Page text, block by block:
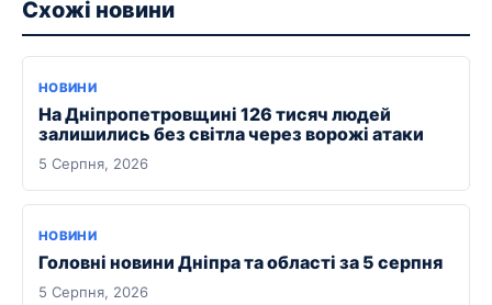
Схожі новини
НОВИНИ
На Дніпропетровщині 126 тисяч людей
залишились без світла через ворожі атаки
5 Серпня, 2026
НОВИНИ
Головні новини Дніпра та області за 5 серпня
5 Серпня, 2026